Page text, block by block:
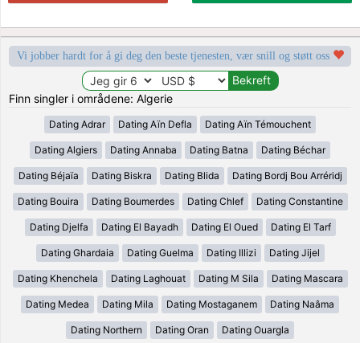
Vi jobber hardt for å gi deg den beste tjenesten, vær snill og støtt oss
Finn singler i områdene: Algerie
Dating Adrar Dating Aïn Defla Dating Aïn Témouchent
Dating Algiers Dating Annaba Dating Batna Dating Béchar
Dating Béjaïa Dating Biskra Dating Blida Dating Bordj Bou Arréridj
Dating Bouira Dating Boumerdes Dating Chlef Dating Constantine
Dating Djelfa Dating El Bayadh Dating El Oued Dating El Tarf
Dating Ghardaia Dating Guelma Dating Illizi Dating Jijel
Dating Khenchela Dating Laghouat Dating M Sila Dating Mascara
Dating Medea Dating Mila Dating Mostaganem Dating Naâma
Dating Northern Dating Oran Dating Ouargla